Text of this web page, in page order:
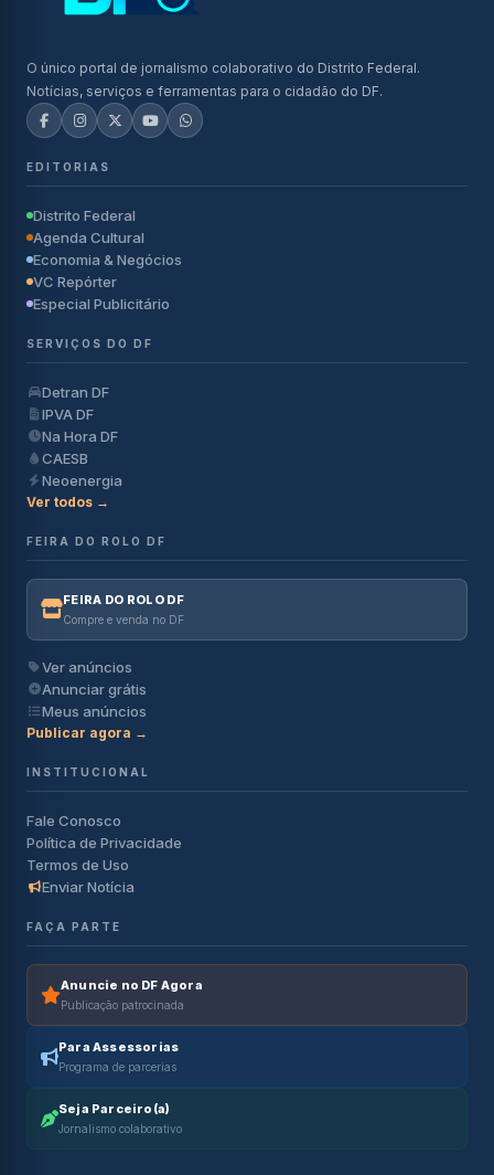
O único portal de jornalismo colaborativo do Distrito Federal.
Notícias, serviços e ferramentas para o cidadão do DF.
EDITORIAS
Distrito Federal
Agenda Cultural
Economia & Negócios
VC Repórter
Especial Publicitário
SERVIÇOS DO DF
Detran DF
IPVA DF
Na Hora DF
CAESB
Neoenergia
Ver todos →
FEIRA DO ROLO DF
FEIRA DO ROLO DF
Compre e venda no DF
Ver anúncios
Anunciar grátis
Meus anúncios
Publicar agora →
INSTITUCIONAL
Fale Conosco
Política de Privacidade
Termos de Uso
Enviar Notícia
FAÇA PARTE
Anuncie no DF Agora
Publicação patrocinada
Para Assessorias
Programa de parcerias
Seja Parceiro(a)
Jornalismo colaborativo